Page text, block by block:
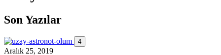
Son Yazılar
4
Aralık 25, 2019